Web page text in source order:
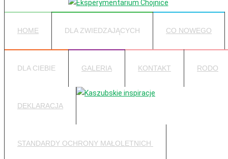
HOME DLA ZWIEDZAJĄCYCH CO NOWEGO
DLA CIEBIE GALERIA KONTAKT RODO
DEKLARACJA
STANDARDY OCHRONY MAŁOLETNICH